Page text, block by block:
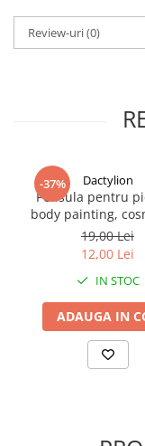
Review-uri(0)
-37% Dactylion
Pensula pentru
body painting,
multifunctionala,
peri sintetici fini,
ergonomic, plastic,
19,00 Lei
12,00 Lei
IN STOC
ADAUGA IN